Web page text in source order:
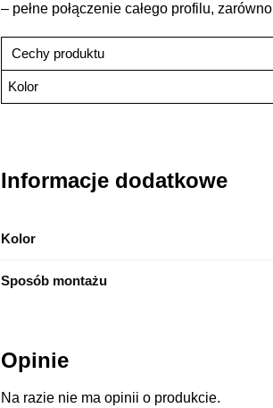
– pełne połączenie całego profilu,
Cechy produktu
Kolor
Informacje dodatkowe
Kolor
Sposób montażu
Opinie
Na razie nie ma opinii o produkcie.